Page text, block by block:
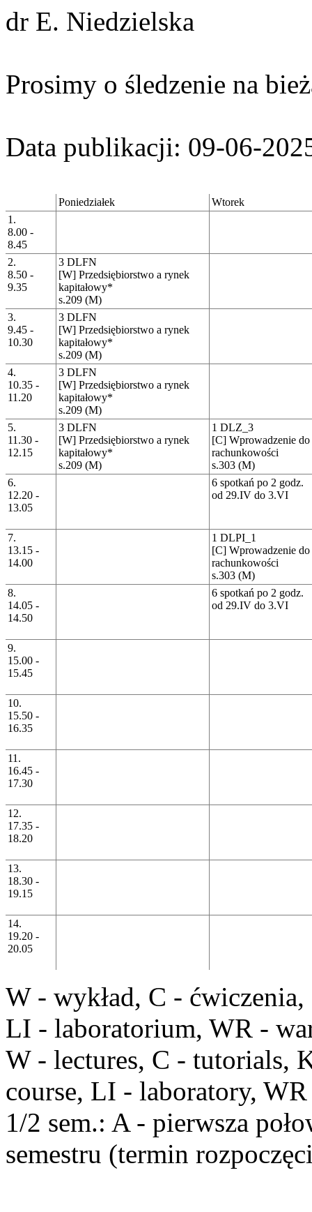
dr E. Niedzielska
Prosimy o śledzenie na
Data publikacji: 09-06-
Poniedziałek
Wtorek
1.
8.00 -
8.45
2.
8.50 -
9.35
3 DLFN
[W] Przedsiębiorstwo a rynek
kapitałowy*
s.209 (M)
3.
9.45 -
10.30
3 DLFN
[W] Przedsiębiorstwo a rynek
kapitałowy*
s.209 (M)
4.
10.35 -
11.20
3 DLFN
[W] Przedsiębiorstwo a rynek
kapitałowy*
s.209 (M)
5.
11.30 -
12.15
3 DLFN
[W] Przedsiębiorstwo a rynek
kapitałowy*
s.209 (M)
1 DLZ_3
[C] Wprowadzenie
rachunkowości
s.303 (M)
6.
12.20 -
13.05
6 spotkań po 2 godz.
od 29.IV do 3.VI
7.
13.15 -
14.00
1 DLPI_1
[C] Wprowadzenie
rachunkowości
s.303 (M)
8.
14.05 -
14.50
6 spotkań po 2 godz.
od 29.IV do 3.VI
9.
15.00 -
15.45
10.
15.50 -
16.35
11.
16.45 -
17.30
12.
17.35 -
18.20
13.
18.30 -
19.15
14.
19.20 -
20.05
W- wykład, C - ćwiczenia,
LI - laboratorium, WR -
W- lectures, C - tutorials,
course, LI - laboratory, WR
1/2 sem.: A- pierwsza
semestru (termin